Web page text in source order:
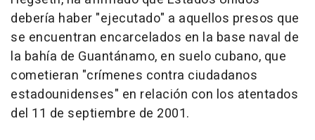
debería haber "ejecutado" a aquellos presos que
se encuentran encarcelados en la base naval de
la bahía de Guantánamo, en suelo cubano, que
cometieran "crímenes contra ciudadanos
estadounidenses" en relación con los atentados
del 11 de septiembre de 2001.